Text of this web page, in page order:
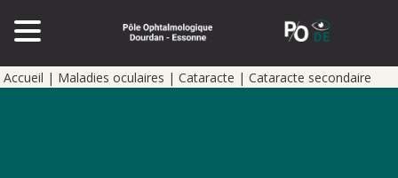
Accueil | Maladies oculaires |Cataracte |Cataracte secondaire